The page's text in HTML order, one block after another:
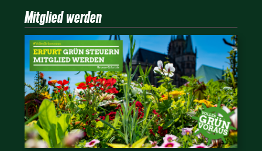
Mitglied werden